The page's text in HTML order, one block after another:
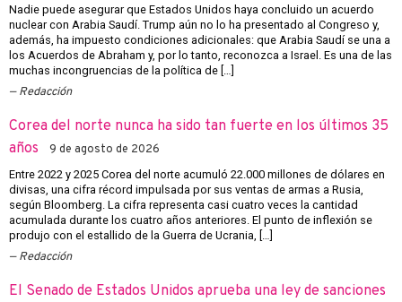
Nadie puede asegurar que Estados Unidos haya concluido un acuerdo
nuclear con Arabia Saudí. Trump aún no lo ha presentado al Congreso y,
además, ha impuesto condiciones adicionales: que Arabia Saudí se una a
los Acuerdos de Abraham y, por lo tanto, reconozca a Israel. Es una de las
muchas incongruencias de la política de […]
Redacción
Corea del norte nunca ha sido tan fuerte en los últimos 35
años
9 de agosto de 2026
Entre 2022 y 2025 Corea del norte acumuló 22.000 millones de dólares en
divisas, una cifra récord impulsada por sus ventas de armas a Rusia,
según Bloomberg. La cifra representa casi cuatro veces la cantidad
acumulada durante los cuatro años anteriores. El punto de inflexión se
produjo con el estallido de la Guerra de Ucrania, […]
Redacción
El Senado de Estados Unidos aprueba una ley de sanciones